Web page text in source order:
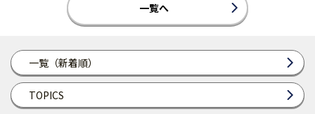
一覧（新着順）
TOPICS
一覧へ